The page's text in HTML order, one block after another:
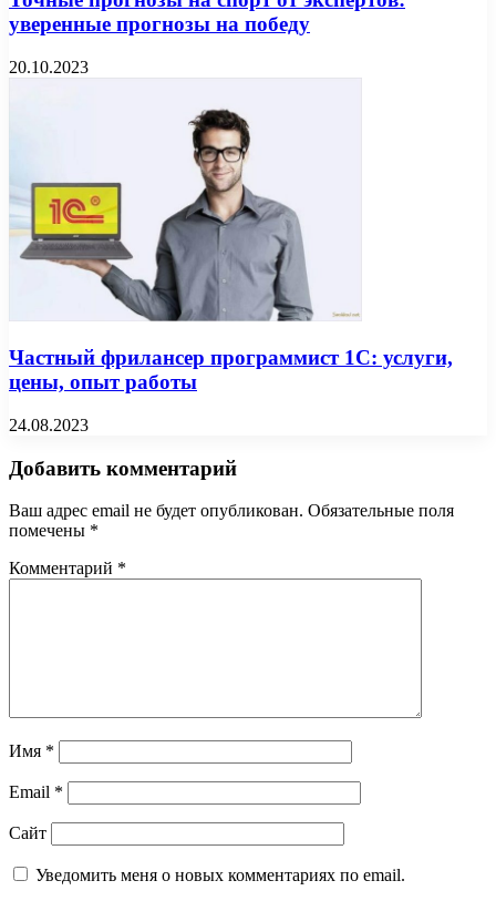
уверенные прогнозы на победу
20.10.2023
Частный фрилансер программист 1С: услуги,
цены, опыт работы
24.08.2023
Добавить комментарий
Ваш адрес email не будет опубликован. Обязательные поля
помечены *
Комментарий *
Имя *
Email *
Сайт
Уведомить меня о новых комментариях по email.